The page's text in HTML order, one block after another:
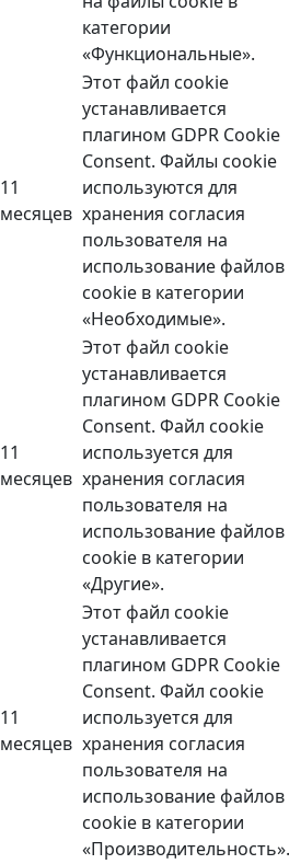
категории
«Функциональные».
11
месяцев
Этот файл cookie
устанавливается
плагином GDPR Cookie
Consent. Файлы cookie
используются для
хранения согласия
пользователя на
использование файлов
cookie в категории
«Необходимые».
11
месяцев
Этот файл cookie
устанавливается
плагином GDPR Cookie
Consent. Файл cookie
используется для
хранения согласия
пользователя на
использование файлов
cookie в категории
«Другие».
11
месяцев
Этот файл cookie
устанавливается
плагином GDPR Cookie
Consent. Файл cookie
используется для
хранения согласия
пользователя на
использование файлов
cookie в категории
«Производительность».